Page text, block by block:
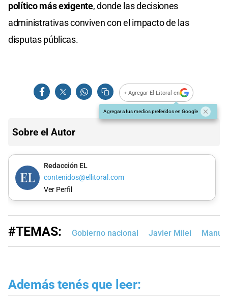
político más exigente, donde las decisiones
administrativas conviven con el impacto de las
disputas públicas.
+ Agregar El Litoral en
Agregar a tus medios preferidos en Google
Sobre el Autor
Redacción EL
contenidos@ellitoral.com
Ver Perfil
#TEMAS: Gobierno nacional Javier Milei
Además tenés que leer: